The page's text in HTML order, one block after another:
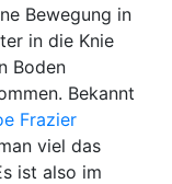
Bewegung in
in die Knie
Boden
Bekannt
Frazier
viel das
ist also im